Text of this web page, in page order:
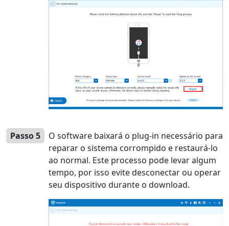
Passo 5
O software baixará o plug-in necessário para
reparar o sistema corrompido e restaurá-lo
ao normal. Este processo pode levar algum
tempo, por isso evite desconectar ou operar
seu dispositivo durante o download.